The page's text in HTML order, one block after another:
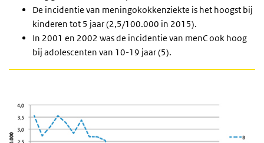
De incidentie van meningokokkenziekte is het hoogst bij
kinderen tot 5 jaar (2,5/100.000 in 2015).
In 2001 en 2002 was de incidentie van menC ook hoog
bij adolescenten van 10-19 jaar (5).